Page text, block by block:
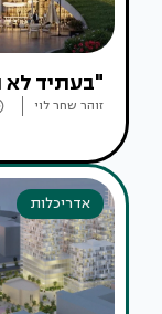
"בעתיד לא
זוהר שחר לוי
אדריכלות